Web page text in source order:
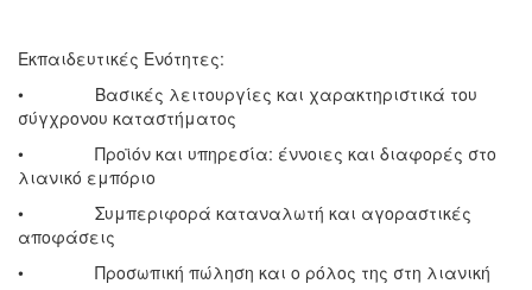
Εκπαιδευτικές Ενότητες:
• Βασικές λειτουργίες και χαρακτηριστικά του
σύγχρονου καταστήματος
• Προϊόν και υπηρεσία: έννοιες και διαφορές στο
λιανικό εμπόριο
• Συμπεριφορά καταναλωτή και αγοραστικές
αποφάσεις
• Προσωπική πώληση και ο ρόλος της στη λιανική